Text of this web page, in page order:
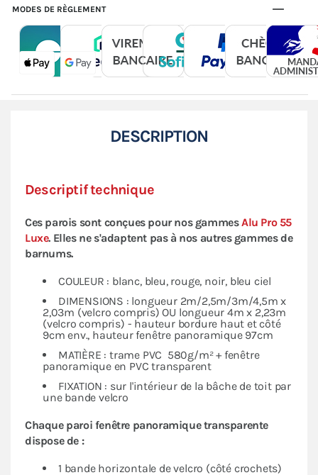
MODES DE RÈGLEMENT
DESCRIPTION
Descriptif technique
Ces parois sont conçues pour nos gammesAlu Pro 55
Luxe. Elles ne s'adaptent pas à nos autres gammes de
barnums.
COULEUR : blanc, bleu, rouge, noir, bleu ciel
DIMENSIONS : longueur 2m/2,5m/3m/4,5m x
2,03m (velcro compris) OU longueur 4m x 2,23m
(velcro compris) - hauteur bordure haut et côté
9cm env., hauteur fenêtre panoramique 97cm
MATIÈRE : trame PVC 580g/m² + fenêtre
panoramique en PVC transparent
FIXATION : sur l'intérieur de la bâche de toit par
une bande velcro
Chaque paroi fenêtre panoramique transparente
dispose de :
1 bande horizontale de velcro (côté crochets)